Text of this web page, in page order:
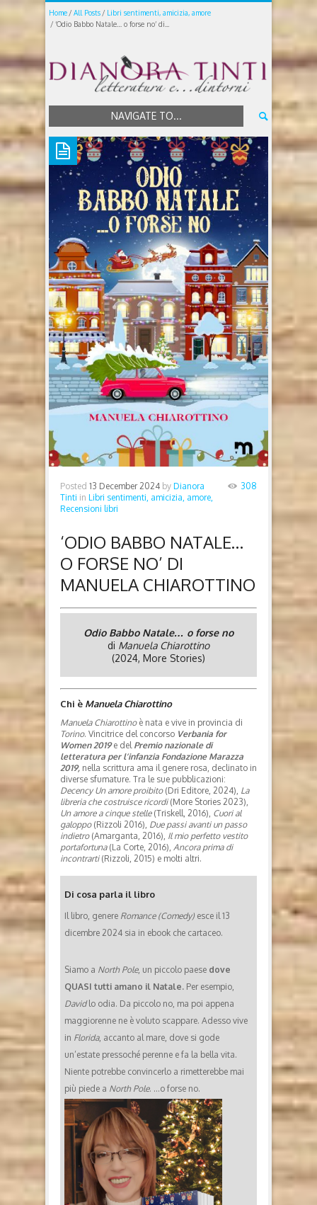
Home All Posts
Libri sentimenti, amicizia, amore
‘Odio Babbo Natale… o forse no’ di...
NAVIGATE TO...
Posted 13 December 2024 by Dianora
Tinti in Libri sentimenti, amicizia, amore,
Recensioni libri
308
‘ODIO BABBO NATALE…
O FORSE NO’ DI
MANUELA CHIAROTTINO
Odio Babbo Natale… o forse no
di Manuela Chiarottino
(2024, More Stories)
Chi è Manuela Chiarottino
Manuela Chiarottinoè nata e vive in provincia di
Torino. Vincitrice del concorso Verbania for
Women 2019 e del Premio nazionale di
letteratura per l’infanzia Fondazione Marazza
2019, nella scrittura ama il genere rosa, declinato in
diverse sfumature. Tra le sue pubblicazioni:
Decency Un amore proibito(Dri Editore, 2024), La
libreria che costruisce ricordi(More Stories 2023),
Un amore a cinque stelle(Triskell, 2016), Cuori al
galoppo(Rizzoli 2016), Due passi avanti un passo
indietro(Amarganta, 2016), Il mio perfetto vestito
portafortuna(La Corte, 2016), Ancora prima di
incontrarti(Rizzoli, 2015) e molti altri.
Di cosa parla il libro
Il libro, genere Romance (Comedy) esce il 13
dicembre 2024 sia in ebook che cartaceo.
Siamo a North Pole, un piccolo paese dove
QUASI tutti amano il Natale. Per esempio,
Davidlo odia. Da piccolo no, ma poi appena
maggiorenne ne è voluto scappare. Adesso vive
in Florida, accanto al mare, dove si gode
un’estate pressoché perenne e fa la bella vita.
Niente potrebbe convincerlo a rimetterebbe mai
più piede a North Pole. …o forse no.